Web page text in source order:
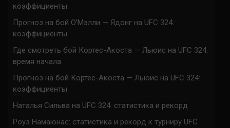
коэффициенты
Прогноз на бой О’Мэлли — Ядонг на UFC 324:
коэффициенты
Где смотреть бой Кортес-Акоста — Льюис на UFC 324:
время начала
Прогноз на бой Кортес-Акоста — Льюис на UFC 324:
коэффициенты
Наталья Сильва на UFC 324: статистика и рекорд
Роуз Намаюнас: статистика и рекорд к турниру UFC